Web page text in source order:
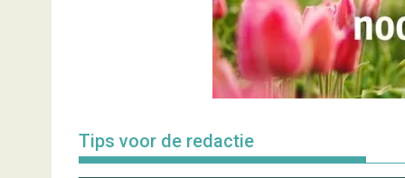
Tips voor de redactie